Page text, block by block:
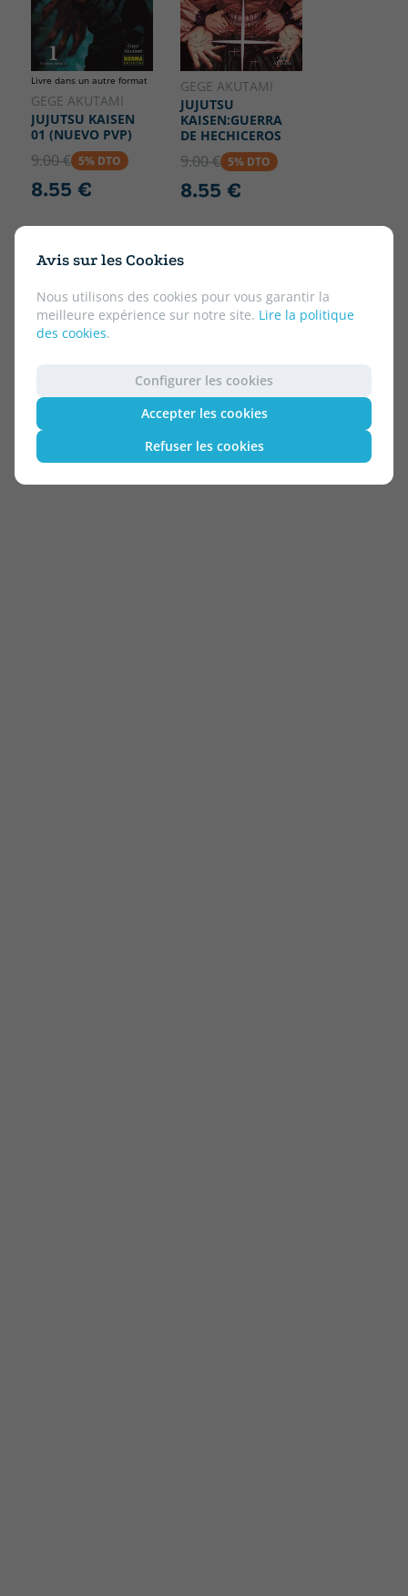
Avis sur les Cookies
Nous utilisons des cookies pour vous garantir la
meilleure expérience sur notre site. Lire la politique
des cookies.
Configurer les cookies
Accepter les cookies
Refuser les cookies
Livre dans un autre format
GEGE AKUTAMI
JUJUTSU KAISEN
01 (NUEVO PVP)
9.00 € 5% DTO
8.55 €
GEGE AKUTAMI
JUJUTSU
KAISEN:GUERRA
DE HECHICEROS
9.00 € 5% DTO
8.55 €